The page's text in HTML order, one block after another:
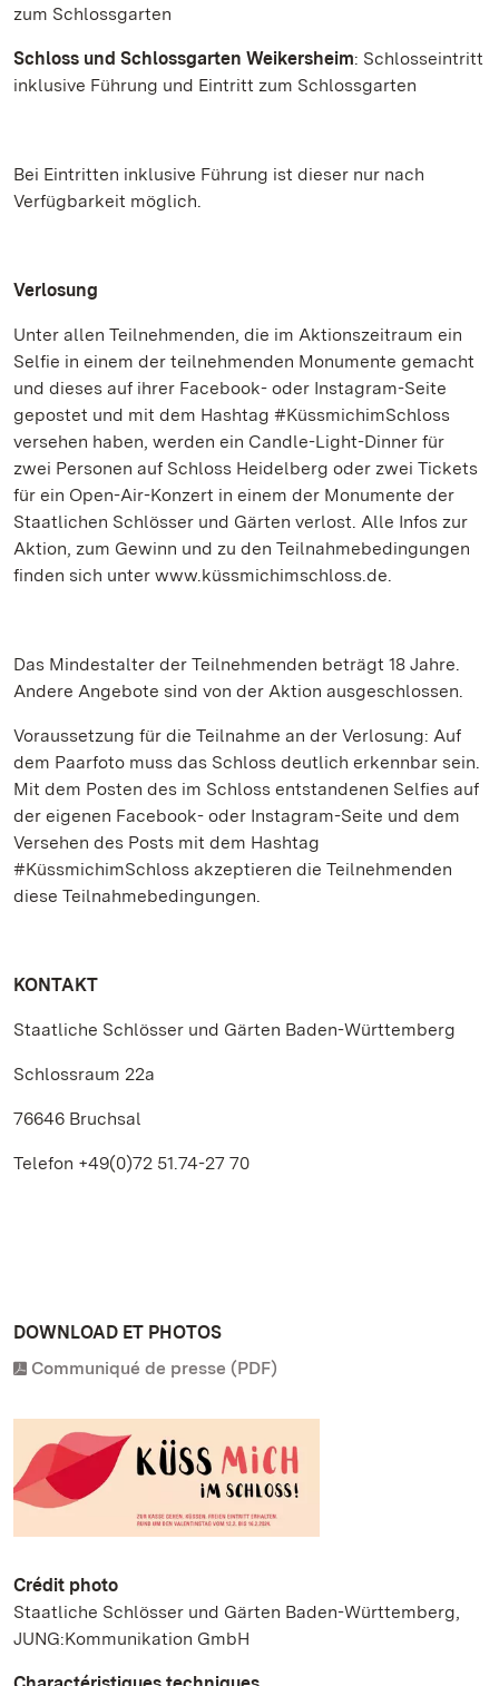
zum Schlossgarten
Schloss und Schlossgarten Weikersheim: Schlosseintritt
inklusive Führung und Eintritt zum Schlossgarten
Bei Eintritten inklusive Führung ist dieser nur nach
Verfügbarkeit möglich.
Verlosung
Unter allen Teilnehmenden, die im Aktionszeitraum ein
Selfie in einem der teilnehmenden Monumente gemacht
und dieses auf ihrer Facebook- oder Instagram-Seite
gepostet und mit dem Hashtag #KüssmichimSchloss
versehen haben, werden ein Candle-Light-Dinner für
zwei Personen auf Schloss Heidelberg oder zwei Tickets
für ein Open-Air-Konzert in einem der Monumente der
Staatlichen Schlösser und Gärten verlost. Alle Infos zur
Aktion, zum Gewinn und zu den Teilnahmebedingungen
finden sich unter www.küssmichimschloss.de.
Das Mindestalter der Teilnehmenden beträgt 18 Jahre.
Andere Angebote sind von der Aktion ausgeschlossen.
Voraussetzung für die Teilnahme an der Verlosung: Auf
dem Paarfoto muss das Schloss deutlich erkennbar sein.
Mit dem Posten des im Schloss entstandenen Selfies auf
der eigenen Facebook- oder Instagram-Seite und dem
Versehen des Posts mit dem Hashtag
#KüssmichimSchloss akzeptieren die Teilnehmenden
diese Teilnahmebedingungen.
KONTAKT
Staatliche Schlösser und Gärten Baden-Württemberg
Schlossraum 22a
76646 Bruchsal
Telefon +49(0)72 51.74-27 70
DOWNLOAD ET PHOTOS
Communiqué de presse (PDF)
Crédit photo
Staatliche Schlösser und Gärten Baden-Württemberg,
JUNG:Kommunikation GmbH